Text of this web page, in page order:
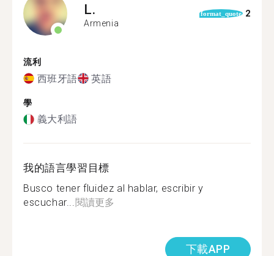
L.
Armenia
format_quote 2
流利
西班牙語 英語
學
義大利語
我的語言學習目標
Busco tener fluidez al hablar, escribir y
escuchar...閱讀更多
下載APP